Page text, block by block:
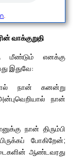
.
வாக்குறுதி
மீண்டும் எனக்கு
இதுவே:
நான் கனன்று
நான்
நான் திரும்பி
போகிறேன்;
ஆண்டவரது